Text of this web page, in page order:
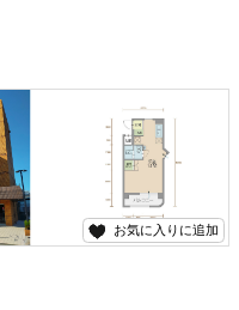
お気に入りに追加